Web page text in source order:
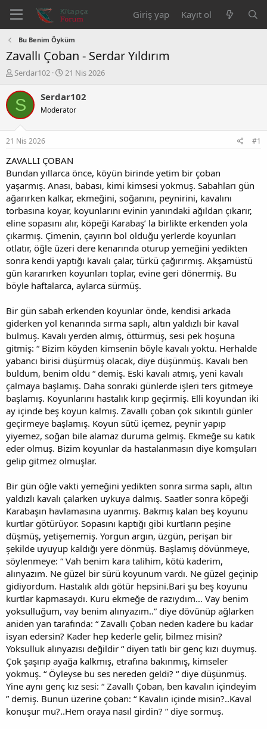
Giriş yap Kayıt ol
Bu Benim Öyküm
Zavallı Çoban - Serdar Yıldırım
K
n
b
u
u
b
a
l
a
t
a
n
Serdar102
B
ş
a
ç
a
r
i
h
i
21 Nis 2026
S Serdar102
Moderator
21 Nis 2026 #1
ZAVALLI ÇOBAN
Bundan yıllarca önce, köyün birinde yetim bir çoban
yaşarmış. Anası, babası, kimi kimsesi yokmuş. Sabahları gün
ağarırken kalkar, ekmeğini, soğanını, peynirini, kavalını
torbasına koyar, koyunlarını evinin yanındaki ağıldan çıkarır,
eline sopasını alır, köpeği Karabaş’ la birlikte erkenden yola
çıkarmış. Çimenin, çayırın bol olduğu yerlerde koyunları
otlatır, öğle üzeri dere kenarında oturup yemeğini yedikten
sonra kendi yaptığı kavalı çalar, türkü çağırırmış. Akşamüstü
gün kararırken koyunları toplar, evine geri dönermiş. Bu
böyle haftalarca, aylarca sürmüş.
Bir gün sabah erkenden koyunlar önde, kendisi arkada
giderken yol kenarında sırma saplı, altın yaldızlı bir kaval
bulmuş. Kavalı yerden almış, öttürmüş, sesi pek hoşuna
gitmiş: “ Bizim köyden kimsenin böyle kavalı yoktu. Herhalde
yabancı birisi düşürmüş olacak, diye düşünmüş. Kavalı ben
buldum, benim oldu “ demiş. Eski kavalı atmış, yeni kavalı
çalmaya başlamış. Daha sonraki günlerde işleri ters gitmeye
başlamış. Koyunlarını hastalık kırıp geçirmiş. Elli koyundan iki
ay içinde beş koyun kalmış. Zavallı çoban çok sıkıntılı günler
geçirmeye başlamış. Koyun sütü içemez, peynir yapıp
yiyemez, soğan bile alamaz duruma gelmiş. Ekmeğe su katık
eder olmuş. Bizim koyunlar da hastalanmasın diye komşuları
gelip gitmez olmuşlar.
Bir gün öğle vakti yemeğini yedikten sonra sırma saplı, altın
yaldızlı kavalı çalarken uykuya dalmış. Saatler sonra köpeği
Karabaşın havlamasına uyanmış. Bakmış kalan beş koyunu
kurtlar götürüyor. Sopasını kaptığı gibi kurtların peşine
düşmüş, yetişememiş. Yorgun argın, üzgün, perişan bir
şekilde uyuyup kaldığı yere dönmüş. Başlamış dövünmeye,
söylenmeye: “ Vah benim kara talihim, kötü kaderim,
alınyazım. Ne güzel bir sürü koyunum vardı. Ne güzel geçinip
gidiyordum. Hastalık aldı götür hepsini.Bari şu beş koyunu
kurtlar kapmasaydı. Kuru ekmeğe de razıydım… Vay benim
yoksulluğum, vay benim alınyazım..” diye dövünüp ağlarken
aniden yan tarafında: “ Zavallı Çoban neden kadere bu kadar
isyan edersin? Kader hep kederle gelir, bilmez misin?
Yoksulluk alınyazısı değildir “ diyen tatlı bir genç kızı duymuş.
Çok şaşırıp ayağa kalkmış, etrafına bakınmış, kimseler
yokmuş. “ Öyleyse bu ses nereden geldi? “ diye düşünmüş.
Yine aynı genç kız sesi: “ Zavallı Çoban, ben kavalın içindeyim
” demiş. Bunun üzerine çoban: “ Kavalın içinde misin?..Kaval
konuşur mu?..Hem oraya nasıl girdin? ” diye sormuş.